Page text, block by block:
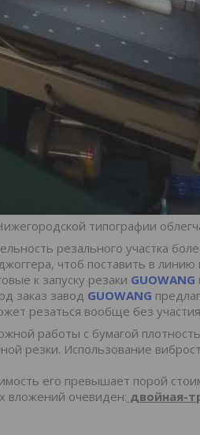
типографии
резального участка
чтоб поставить в линию
к запуску резаки GUOWANG
заказ завод GUOWANG
резаться вообще без
работы с бумагой
резки. Использование
его превышает порой
вложений очевиден: двойная-